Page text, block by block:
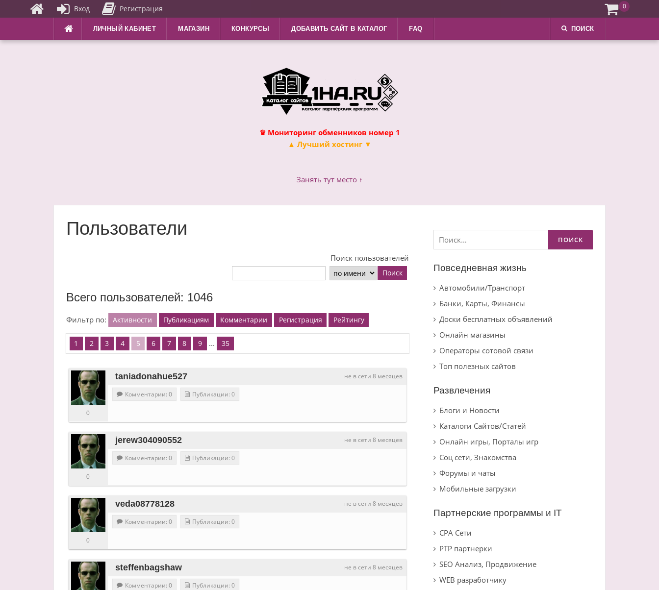
ЛИЧНЫЙ КАБИНЕТ МАГАЗИН КОНКУРСЫ ДОБАВИТЬ САЙТ В КАТАЛОГ FAQ ПОИСК
♛ Мониторинг обменников номер 1
▲ Лучший хостинг ▼
Занять тут место ↑
Пользователи
Поиск пользователей
Поиск
Всего пользователей: 1046
Фильтр по: Активности Публикациям Комментарии Регистрация Рейтингу
1 2 3 4 5 6 7 8 9 ... 35
не в сети 8 месяцев
taniadonahue527
0
Комментарии: 0 Публикации: 0
не в сети 8 месяцев
jerew304090552
0
Комментарии: 0 Публикации: 0
не в сети 8 месяцев
veda08778128
0
Комментарии: 0 Публикации: 0
не в сети 8 месяцев
steffenbagshaw
Комментарии: 0 Публикации: 0
Найти:
Повседневная жизнь
Автомобили/Транспорт
Банки, Карты, Финансы
Доски бесплатных объявлений
Онлайн магазины
Операторы сотовой связи
Топ полезных сайтов
Развлечения
Блоги и Новости
Каталоги Сайтов/Статей
Онлайн игры, Порталы игр
Соц сети, Знакомства
Форумы и чаты
Мобильные загрузки
Партнерские программы и IT
CPA Сети
PTP партнерки
SEO Анализ, Продвижение
WEB разработчику
Вход Регистрация 0